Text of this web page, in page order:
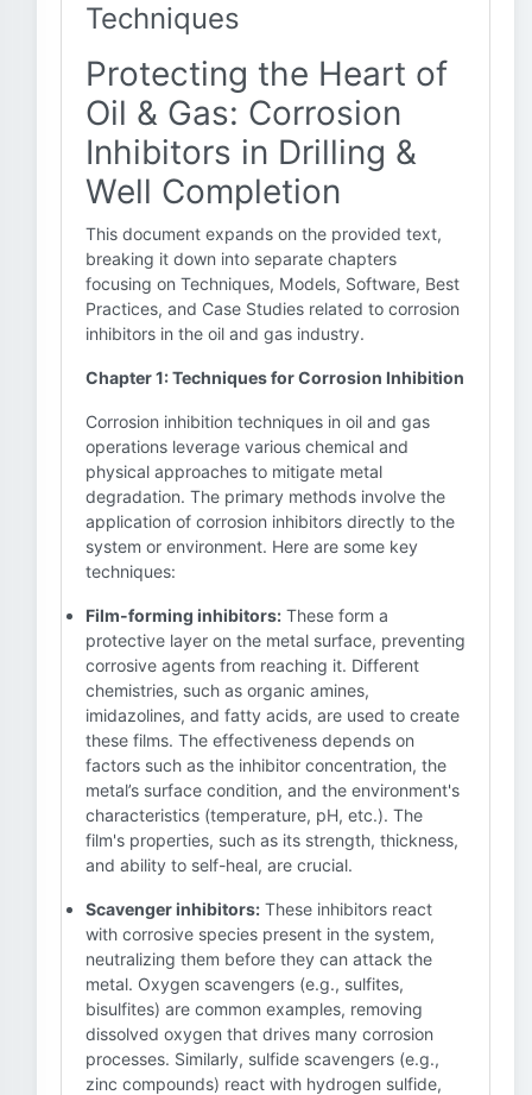
Techniques
Protecting the Heart of
Oil & Gas: Corrosion
Inhibitors in Drilling &
Well Completion
This document expands on the provided text,
breaking it down into separate chapters
focusing on Techniques, Models, Software, Best
Practices, and Case Studies related to corrosion
inhibitors in the oil and gas industry.
Chapter 1: Techniques for Corrosion Inhibition
Corrosion inhibition techniques in oil and gas
operations leverage various chemical and
physical approaches to mitigate metal
degradation. The primary methods involve the
application of corrosion inhibitors directly to the
system or environment. Here are some key
techniques:
Film-forming inhibitors: These form a
protective layer on the metal surface, preventing
corrosive agents from reaching it. Different
chemistries, such as organic amines,
imidazolines, and fatty acids, are used to create
these films. The effectiveness depends on
factors such as the inhibitor concentration, the
metal’s surface condition, and the environment's
characteristics (temperature, pH, etc.). The
film's properties, such as its strength, thickness,
and ability to self-heal, are crucial.
Scavenger inhibitors: These inhibitors react
with corrosive species present in the system,
neutralizing them before they can attack the
metal. Oxygen scavengers (e.g., sulfites,
bisulfites) are common examples, removing
dissolved oxygen that drives many corrosion
processes. Similarly, sulfide scavengers (e.g.,
zinc compounds) react with hydrogen sulfide,